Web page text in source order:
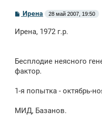
С
о
б
и
Ирена 28 май 2007, 19:50
Ирена, 1972 г.р.
Бесплодие неясного
фактор.
1-я попытка - октябрь-
МИД, Базанов.